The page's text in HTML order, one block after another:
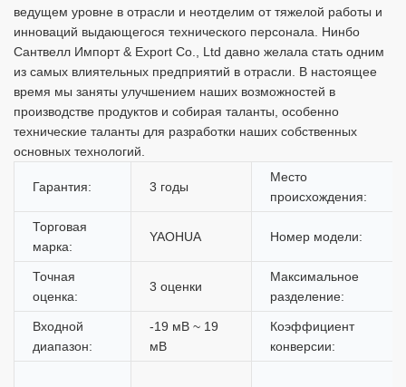
ведущем уровне в отрасли и неотделим от тяжелой работы и
инноваций выдающегося технического персонала. Нинбо
Сантвелл Импорт & Export Co., Ltd давно желала стать одним
из самых влиятельных предприятий в отрасли. В настоящее
время мы заняты улучшением наших возможностей в
производстве продуктов и собирая таланты, особенно
технические таланты для разработки наших собственных
основных технологий.
Гарантия: 3 годы
Место
происхождения:
Торговая
марка:
YAOHUA Номер модели:
Точная
оценка:
3 оценки
Максимальное
разделение:
Входной
диапазон:
-19 мВ ~ 19
мВ
Коэффициент
конверсии: